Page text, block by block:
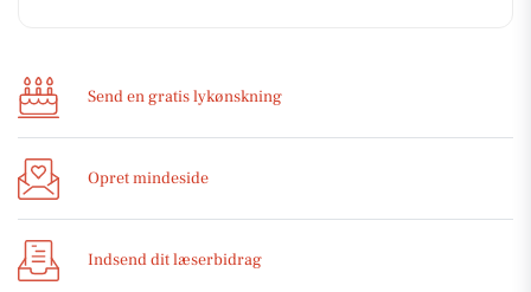
Send en gratis lykønskning
Opret mindeside
Indsend dit læserbidrag